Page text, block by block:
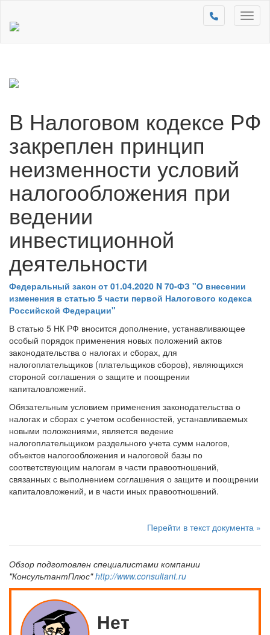
В Налоговом кодексе РФ
закреплен принцип
неизменности условий
налогообложения при
ведении
инвестиционной
деятельности
Федеральный закон от 01.04.2020 N 70-ФЗ "О внесении
изменения в статью 5 части первой Налогового кодекса
Российской Федерации"
В статью 5 НК РФ вносится дополнение, устанавливающее
особый порядок применения новых положений актов
законодательства о налогах и сборах, для
налогоплательщиков (плательщиков сборов), являющихся
стороной соглашения о защите и поощрении
капиталовложений.
Обязательным условием применения законодательства о
налогах и сборах с учетом особенностей, устанавливаемых
новыми положениями, является ведение
налогоплательщиком раздельного учета сумм налогов,
объектов налогообложения и налоговой базы по
соответствующим налогам в части правоотношений,
связанных с выполнением соглашения о защите и поощрении
капиталовложений, и в части иных правоотношений.
Перейти в текст документа »
Обзор подготовлен специалистами компании
"КонсультантПлюс"http://www.consultant.ru
Нет